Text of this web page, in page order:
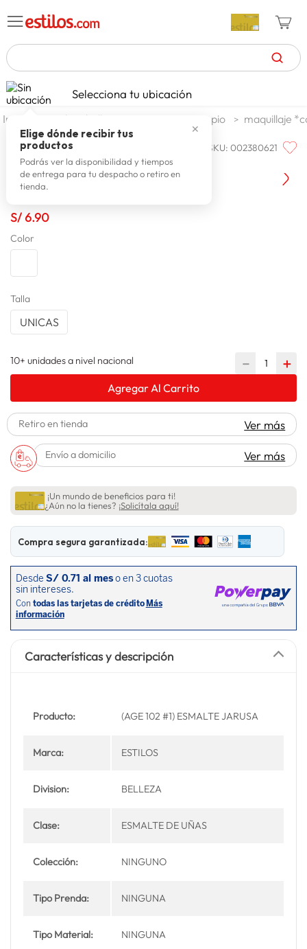
TÉRMINOS MÁS BUSCADOS
1. celulares
2. zapatillas mujer
3. zapatillas hombre
4. moda
7.
8.
9.
10. spiderman
Selecciona tu ubicación
✕
Elige dónde recibir tus
productos
Podrás ver la disponibilidad y tiempos
de entrega para tu despacho o retiro en
tienda.
textil belleza cosmeticos propio maquillaje
ESTILOS SKU:002380621
(age 102 #1) Esmalte Jarusa
S/6.90
Color
Talla
UNICAS
10+ unidades a nivel nacional ＋
－
Agregar Al Carrito
Retiro en tienda Ver más
Envío a domicilio Ver más
¡Un mundo de beneficios para ti!
¿Aún no la tienes? ¡Solicítala aquí!
Compra segura garantizada:
Características y descripción
Producto: (AGE 102 #1) ESMALTE JARUSA
Marca: ESTILOS
Division: BELLEZA
Clase: ESMALTE DE UÑAS
Colección: NINGUNO
Tipo Prenda: NINGUNA
Tipo Material: NINGUNA